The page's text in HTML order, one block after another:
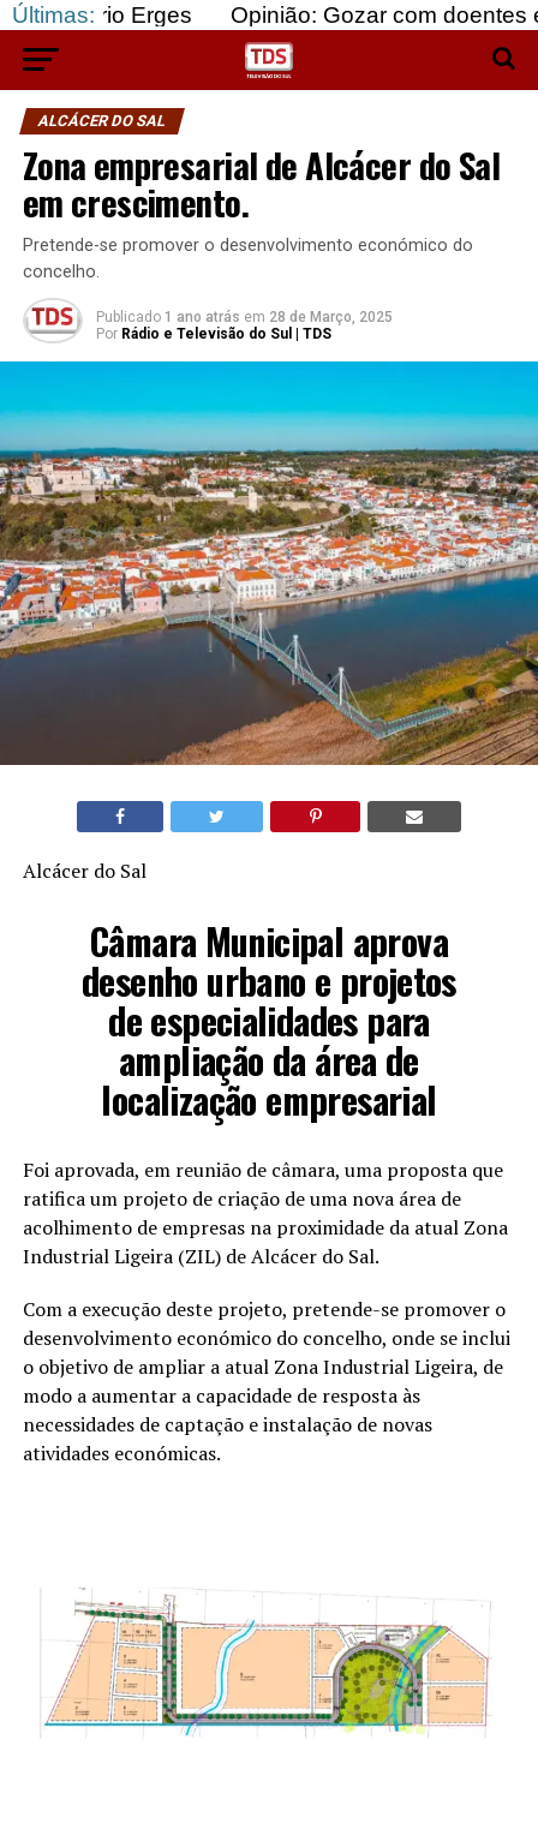
Últimas: Opinião: Gozar com doentes e bajular
ALCÁCER DO SAL
Zona empresarial de Alcácer do Sal
em crescimento.
Pretende-se promover o desenvolvimento económico do
concelho.
Publicado 1 ano atrás em 28 de Março, 2025
Por Rádio e Televisão do Sul | TDS
Alcácer do Sal
Câmara Municipal aprova
desenho urbano e projetos
de especialidades para
ampliação da área de
localização empresarial
Foi aprovada, em reunião de câmara, uma proposta que
ratifica um projeto de criação de uma nova área de
acolhimento de empresas na proximidade da atual Zona
Industrial Ligeira (ZIL) de Alcácer do Sal.
Com a execução deste projeto, pretende-se promover o
desenvolvimento económico do concelho, onde se inclui
o objetivo de ampliar a atual Zona Industrial Ligeira, de
modo a aumentar a capacidade de resposta às
necessidades de captação e instalação de novas
atividades económicas.